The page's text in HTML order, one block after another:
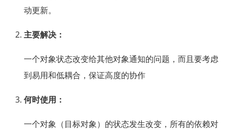
动更新。
主要解决：
一个对象状态改变给其他对象通知的问题，而且要考虑
到易用和低耦合，保证高度的协作
何时使用：
一个对象（目标对象）的状态发生改变，所有的依赖对